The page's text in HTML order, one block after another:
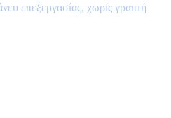
επεξεργασίας, χωρίς γραπτή